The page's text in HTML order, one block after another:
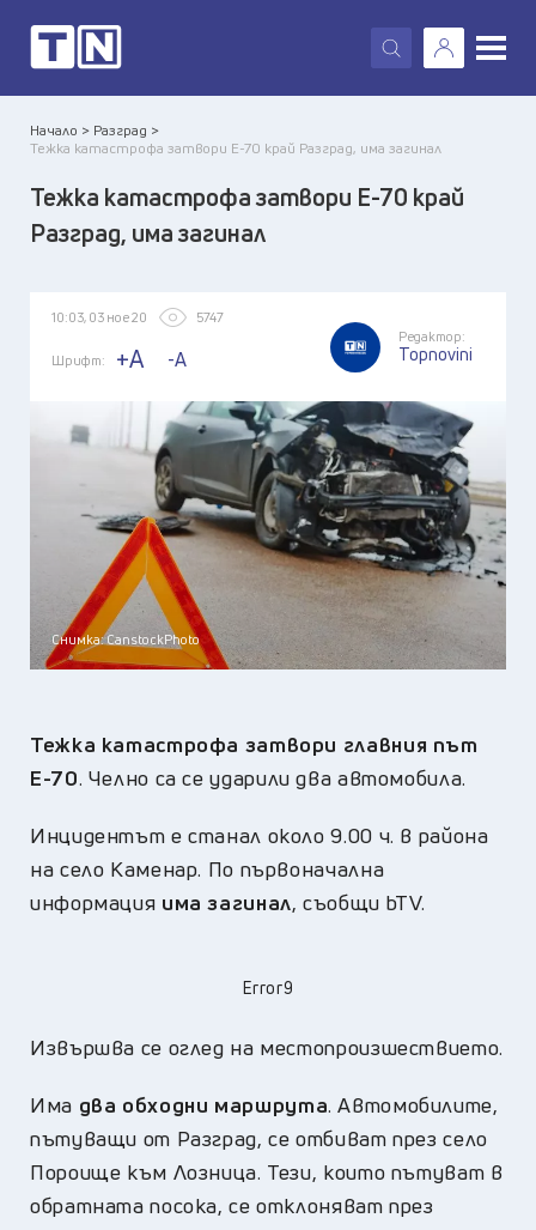
X
Начало > Разград >
Тежка катастрофа затвори Е-70 край Разград, има загинал
Тежка катастрофа затвори Е-70 край
Разград, има загинал
10:03, 03 ное 20 5747
Шрифт: +A -A
Редактор:
Topnovini
Снимка: CanstockPhoto
Тежка катастрофа затвори главния път
Е-70. Челно са се ударили два автомобила.
Инцидентът е станал около 9.00 ч. в района
на село Каменар. По първоначална
информация има загинал, съобщи bTV.
Error9
Извършва се оглед на местопроизшествието.
Има два обходни маршрута. Автомобилите,
пътуващи от Разград, се отбиват през село
Пороище към Лозница. Тези, които пътуват в
обратната посока, се отклоняват през